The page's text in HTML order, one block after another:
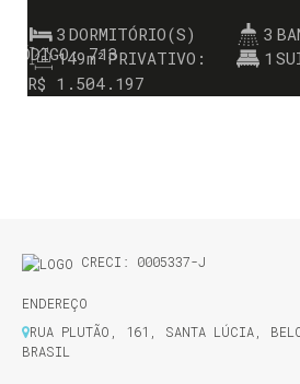
713
R$ 1.504.197
3 DORMITÓRIO(S) 3
PRIVATIVO:
149m² 1
CRECI: 0005337-J
ENDEREÇO
RUA PLUTÃO
161 SANTA LÚCIA
BRASIL